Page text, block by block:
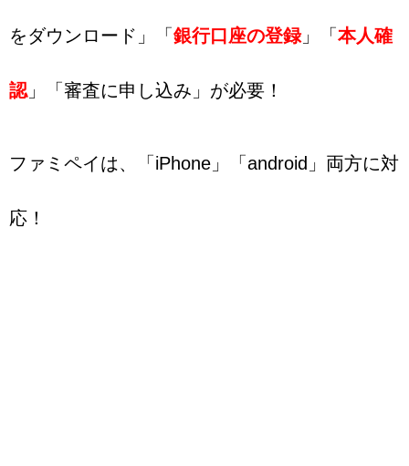
をダウンロード」「 銀行口座の登録」「 本人確
認」「審査に申し込み」が必要！
ファミペイは、「iPhone」「android」両方に対
応！